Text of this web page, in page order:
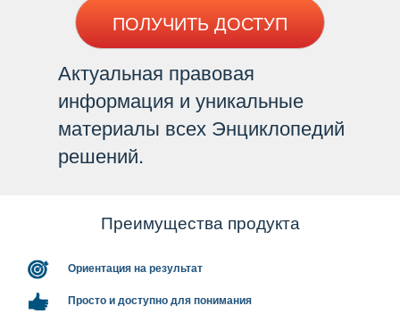
ПОЛУЧИТЬ ДОСТУП
Актуальная правовая
информация и уникальные
материалы всех Энциклопедий
решений.
Преимущества продукта
Ориентация на результат
Просто и доступно для понимания